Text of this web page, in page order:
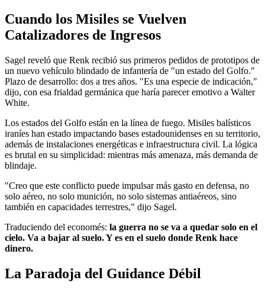
Cuando los Misiles se Vuelven
Catalizadores de Ingresos
Sagel reveló que Renk recibió sus primeros pedidos de prototipos de
un nuevo vehículo blindado de infantería de "un estado del Golfo."
Plazo de desarrollo: dos a tres años. "Es una especie de indicación,"
dijo, con esa frialdad germánica que haría parecer emotivo a Walter
White.
Los estados del Golfo están en la línea de fuego. Misiles balísticos
iraníes han estado impactando bases estadounidenses en su territorio,
además de instalaciones energéticas e infraestructura civil. La lógica
es brutal en su simplicidad: mientras más amenaza, más demanda de
blindaje.
"Creo que este conflicto puede impulsar más gasto en defensa, no
solo aéreo, no solo munición, no solo sistemas antiaéreos, sino
también en capacidades terrestres," dijo Sagel.
Traduciendo del economés: la guerra no se va a quedar solo en el
cielo. Va a bajar al suelo. Y es en el suelo donde Renk hace
dinero.
La Paradoja del Guidance Débil